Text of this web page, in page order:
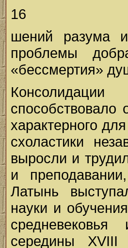
16
шений разума
проблемы
«бессмертия»
способствовало
характерного
схоластики
выросли и
и
Латынь
науки и
середины